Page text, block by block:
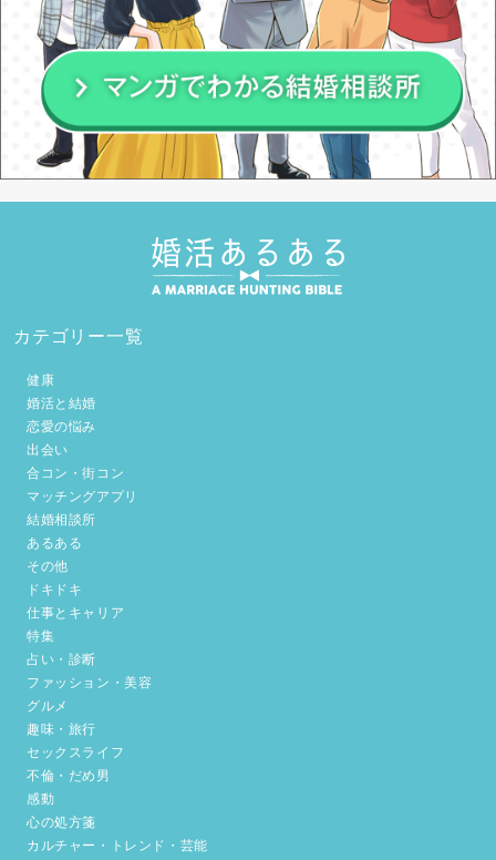
カテゴリー一覧
健康
婚活と結婚
恋愛の悩み
出会い
合コン・街コン
マッチングアプリ
結婚相談所
あるある
その他
ドキドキ
仕事とキャリア
特集
占い・診断
ファッション・美容
グルメ
趣味・旅行
セックスライフ
不倫・だめ男
感動
心の処方箋
カルチャー・トレンド・芸能